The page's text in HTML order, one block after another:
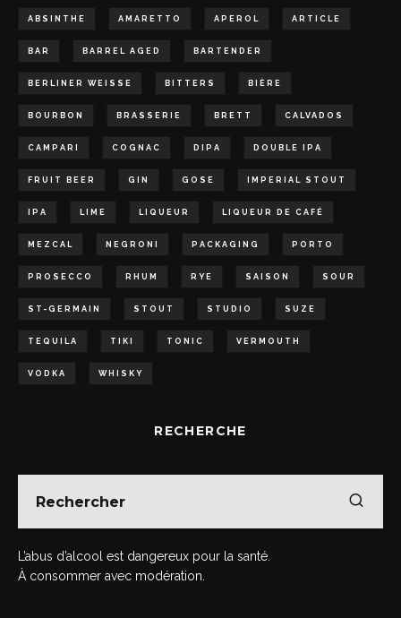
ABSINTHE AMARETTO APEROL ARTICLE
BAR BARREL AGED BARTENDER
BERLINER WEISSE BITTERS BIÈRE
BOURBON BRASSERIE BRETT CALVADOS
CAMPARI COGNAC DIPA DOUBLE IPA
FRUIT BEER GIN GOSE IMPERIAL STOUT
IPA LIME LIQUEUR LIQUEUR DE CAFÉ
MEZCAL NEGRONI PACKAGING PORTO
PROSECCO RHUM RYE SAISON SOUR
ST-GERMAIN STOUT STUDIO SUZE
TEQUILA TIKI TONIC VERMOUTH
VODKA WHISKY
RECHERCHE
L’abus d’alcool est dangereux pour la santé.
À consommer avec modération.